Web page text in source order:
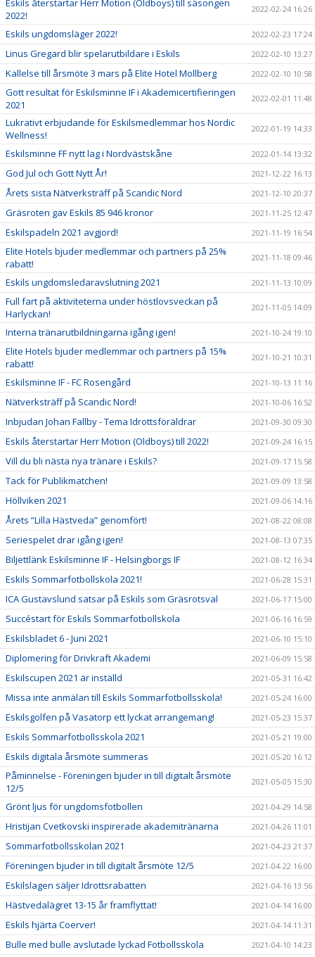
Eskils återstartar Herr Motion (Oldboys) till säsongen
2022!
2022-02-24 16:26
Eskils ungdomsläger 2022! 2022-02-23 17:24
Linus Gregard blir spelarutbildare i Eskils 2022-02-10 13:27
Kallelse till årsmöte 3 mars på Elite Hotel Mollberg 2022-02-10 10:58
Gott resultat för Eskilsminne IF i Akademicertifieringen
2021
2022-02-01 11:48
Lukrativt erbjudande för Eskilsmedlemmar hos Nordic
Wellness!
2022-01-19 14:33
Eskilsminne FF nytt lag i Nordvästskåne 2022-01-14 13:32
God Jul och Gott Nytt År! 2021-12-22 16:13
Årets sista Nätverksträff på Scandic Nord 2021-12-10 20:37
Gräsroten gav Eskils 85 946 kronor 2021-11-25 12:47
Eskilspadeln 2021 avgjord! 2021-11-19 16:54
Elite Hotels bjuder medlemmar och partners på 25%
rabatt!
2021-11-18 09:46
Eskils ungdomsledaravslutning 2021 2021-11-13 10:09
Full fart på aktiviteterna under höstlovsveckan på
Harlyckan!
2021-11-05 14:09
Interna tränarutbildningarna igång igen! 2021-10-24 19:10
Elite Hotels bjuder medlemmar och partners på 15%
rabatt!
2021-10-21 10:31
Eskilsminne IF - FC Rosengård 2021-10-13 11:16
Nätverksträff på Scandic Nord! 2021-10-06 16:52
Inbjudan Johan Fallby - Tema Idrottsföräldrar 2021-09-30 09:30
Eskils återstartar Herr Motion (Oldboys) till 2022! 2021-09-24 16:15
Vill du bli nästa nya tränare i Eskils? 2021-09-17 15:58
Tack för Publikmatchen! 2021-09-09 13:58
Höllviken 2021 2021-09-06 14:16
Årets ”Lilla Hästveda” genomfört! 2021-08-22 08:08
Seriespelet drar igång igen! 2021-08-13 07:35
Biljettlänk Eskilsminne IF - Helsingborgs IF 2021-08-12 16:34
Eskils Sommarfotbollskola 2021! 2021-06-28 15:31
ICA Gustavslund satsar på Eskils som Gräsrotsval 2021-06-17 15:00
Succéstart för Eskils Sommarfotbollskola 2021-06-16 16:59
Eskilsbladet 6 - Juni 2021 2021-06-10 15:10
Diplomering för Drivkraft Akademi 2021-06-09 15:58
Eskilscupen 2021 är inställd 2021-05-31 16:42
Missa inte anmälan till Eskils Sommarfotbollsskola! 2021-05-24 16:00
Eskilsgolfen på Vasatorp ett lyckat arrangemang! 2021-05-23 15:37
Eskils Sommarfotbollsskola 2021 2021-05-21 19:00
Eskils digitala årsmöte summeras 2021-05-20 16:12
Påminnelse - Föreningen bjuder in till digitalt årsmöte
12/5
2021-05-05 15:30
Grönt ljus för ungdomsfotbollen 2021-04-29 14:58
Hristijan Cvetkovski inspirerade akademitränarna 2021-04-26 11:01
Sommarfotbollsskolan 2021 2021-04-23 21:37
Föreningen bjuder in till digitalt årsmöte 12/5 2021-04-22 16:00
Eskilslagen säljer Idrottsrabatten 2021-04-16 13:56
Hästvedalägret 13-15 år framflyttat! 2021-04-14 16:00
Eskils hjärta Coerver! 2021-04-14 11:31
Bulle med bulle avslutade lyckad Fotbollsskola 2021-04-10 14:23